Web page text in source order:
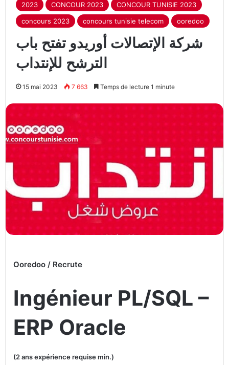
2023 CONCOUR 2023
CONCOUR TUNISIE 2023
concours 2023
concours tunisie telecom ooredoo
شركة الإتصالات أوريدو تفتح باب
الترشح للإنتداب
15 mai 2023 7 663 Temps de lecture 1 minute
Ooredoo / Recrute
Ingénieur PL/SQL –
ERP Oracle
(2 ans expérience requise min.)